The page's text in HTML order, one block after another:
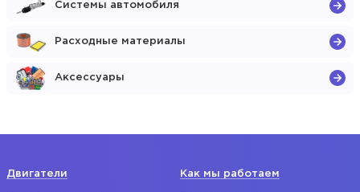
Системы автомобиля
Расходные материалы
Аксессуары
Двигатели Как мы работаем